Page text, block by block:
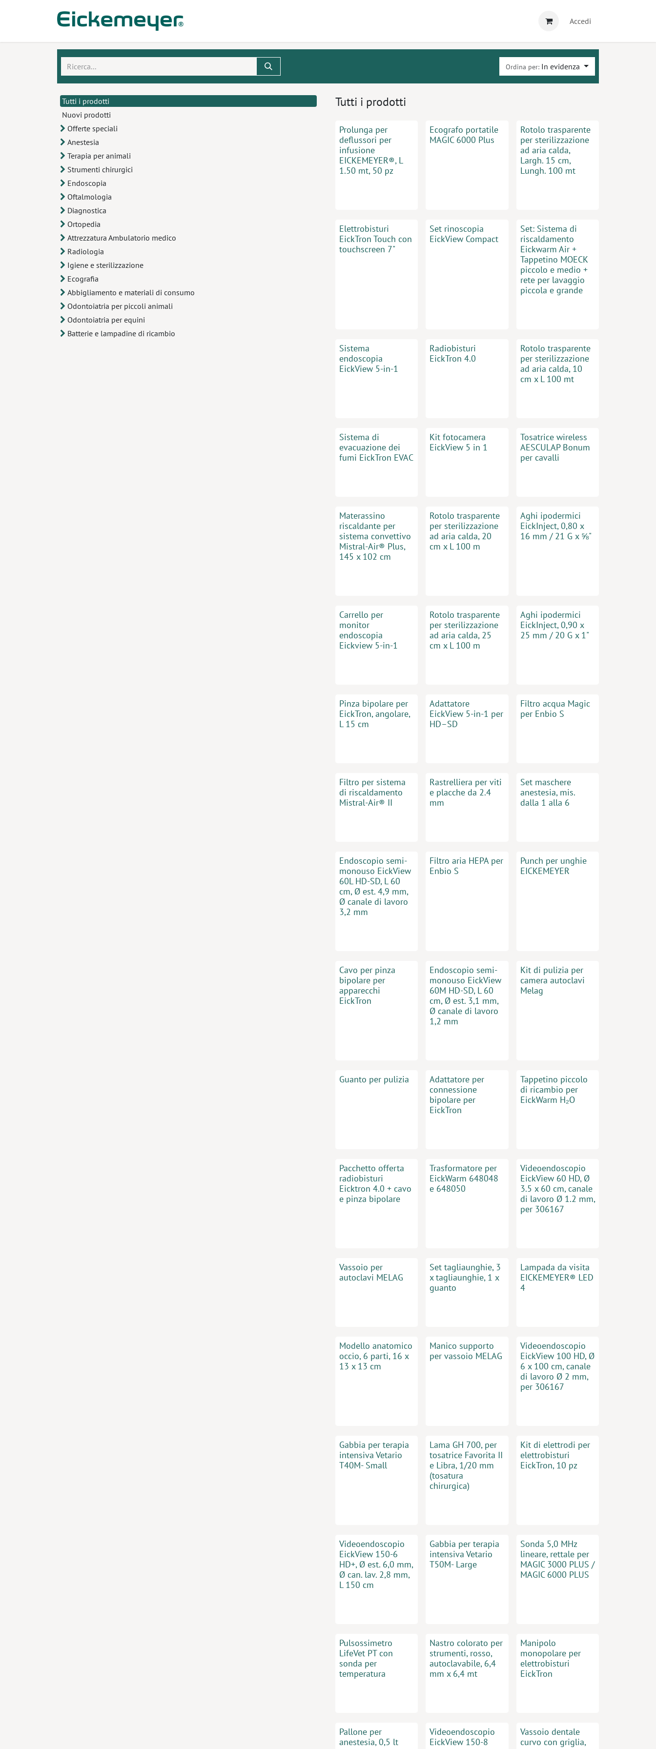
Accedi
Ordina per: In evidenza
Tutti i prodotti
Nuovi prodotti
Offerte speciali
Anestesia
Terapia per animali
Strumenti chirurgici
Endoscopia
Oftalmologia
Diagnostica
Ortopedia
Attrezzatura Ambulatorio medico
Radiologia
Igiene e sterilizzazione
Ecografia
Abbigliamento e materiali di consumo
Odontoiatria per piccoli animali
Odontoiatria per equini
Batterie e lampadine di ricambio
Tutti i prodotti
Prolunga per
deflussori per
infusione
EICKEMEYER®, L
1.50 mt, 50 pz
Ecografo portatile
MAGIC 6000 Plus
Rotolo trasparente
per sterilizzazione
ad aria calda,
Largh. 15 cm,
Lungh. 100 mt
Elettrobisturi
EickTron Touch con
touchscreen 7"
Set rinoscopia
EickView Compact
Set: Sistema di
riscaldamento
Eickwarm Air +
Tappetino MOECK
piccolo e medio +
rete per lavaggio
piccola e grande
Sistema
endoscopia
EickView 5-in-1
Radiobisturi
EickTron 4.0
Rotolo trasparente
per sterilizzazione
ad aria calda, 10
cm x L 100 mt
Sistema di
evacuazione dei
fumi EickTron EVAC
Kit fotocamera
EickView 5 in 1
Tosatrice wireless
AESCULAP ​​Bonum
per cavalli
Materassino
riscaldante per
sistema convettivo
Mistral-Air® Plus,
145 x 102 cm
Rotolo trasparente
per sterilizzazione
ad aria calda, 20
cm x L 100 m
Aghi ipodermici
EickInject, 0,80 x
16 mm / 21 G x ⅝"
Carrello per
monitor
endoscopia
Eickview 5-in-1
Rotolo trasparente
per sterilizzazione
ad aria calda, 25
cm x L 100 m
Aghi ipodermici
EickInject, 0,90 x
25 mm / 20 G x 1"
Pinza bipolare per
EickTron, angolare,
L 15 cm
Adattatore
EickView 5-in-1 per
HD–SD
Filtro acqua Magic
per Enbio S
Filtro per sistema
di riscaldamento
Mistral-Air® II
Rastrelliera per viti
e placche da 2.4
mm
Set maschere
anestesia, mis.
dalla 1 alla 6
Endoscopio semi-
monouso EickView
60L HD-SD, L 60
cm, Ø est. 4,9 mm,
Ø canale di lavoro
3,2 mm
Filtro aria HEPA per
Enbio S
Punch per unghie
EICKEMEYER
Cavo per pinza
bipolare per
apparecchi
EickTron
Endoscopio semi-
monouso EickView
60M HD-SD, L 60
cm, Ø est. 3,1 mm,
Ø canale di lavoro
1,2 mm
Kit di pulizia per
camera autoclavi
Melag
Guanto per pulizia
Adattatore per
connessione
bipolare per
EickTron
Tappetino piccolo
di ricambio per
EickWarm H₂O
Pacchetto offerta
radiobisturi
Eicktron 4.0 + cavo
e pinza bipolare
Trasformatore per
EickWarm 648048
e 648050
Videoendoscopio
EickView 60 HD, Ø
3.5 x 60 cm, canale
di lavoro Ø 1.2 mm,
per 306167
Vassoio per
autoclavi MELAG
Set tagliaunghie, 3
x tagliaunghie, 1 x
guanto
Lampada da visita
EICKEMEYER® LED
4
Modello anatomico
occio, 6 parti, 16 x
13 x 13 cm
Manico supporto
per vassoio MELAG
Videoendoscopio
EickView 100 HD, Ø
6 x 100 cm, canale
di lavoro Ø 2 mm,
per 306167
Gabbia per terapia
intensiva Vetario
T40M- Small
Lama GH 700, per
tosatrice Favorita II
e Libra, 1/20 mm
(tosatura
chirurgica)
Kit di elettrodi per
elettrobisturi
EickTron, 10 pz
Videoendoscopio
EickView 150-6
HD+, Ø est. 6,0 mm,
Ø can. lav. 2,8 mm,
L 150 cm
Gabbia per terapia
intensiva Vetario
T50M- Large
Sonda 5,0 MHz
lineare, rettale per
MAGIC 3000 PLUS /
MAGIC 6000 PLUS
Pulsossimetro
LifeVet PT con
sonda per
temperatura
Nastro colorato per
strumenti, rosso,
autoclavabile, 6,4
mm x 6,4 mt
Manipolo
monopolare per
elettrobisturi
EickTron
Pallone per
anestesia, 0,5 lt
Videoendoscopio
EickView 150-8
Vassoio dentale
curvo con griglia,